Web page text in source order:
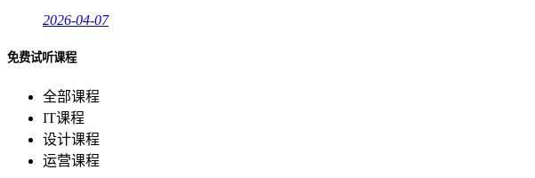
2026-04-07
免费试听课程
全部课程
IT课程
设计课程
运营课程